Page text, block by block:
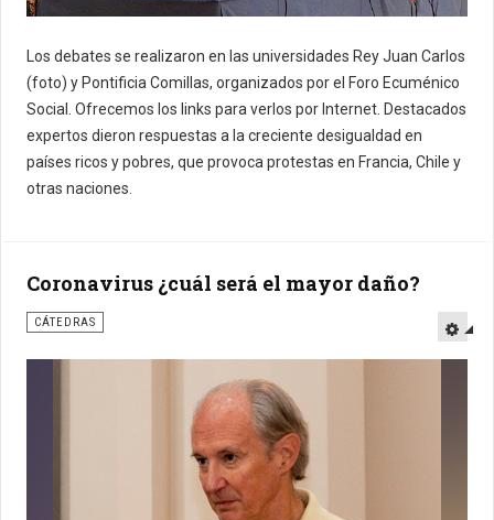
Los debates se realizaron en las universidades Rey Juan Carlos
(foto) y Pontificia Comillas, organizados por el Foro Ecuménico
Social. Ofrecemos los links para verlos por Internet. Destacados
expertos dieron respuestas a la creciente desigualdad en
países ricos y pobres, que provoca protestas en Francia, Chile y
otras naciones.
Coronavirus ¿cuál será el mayor daño?
CÁTEDRAS